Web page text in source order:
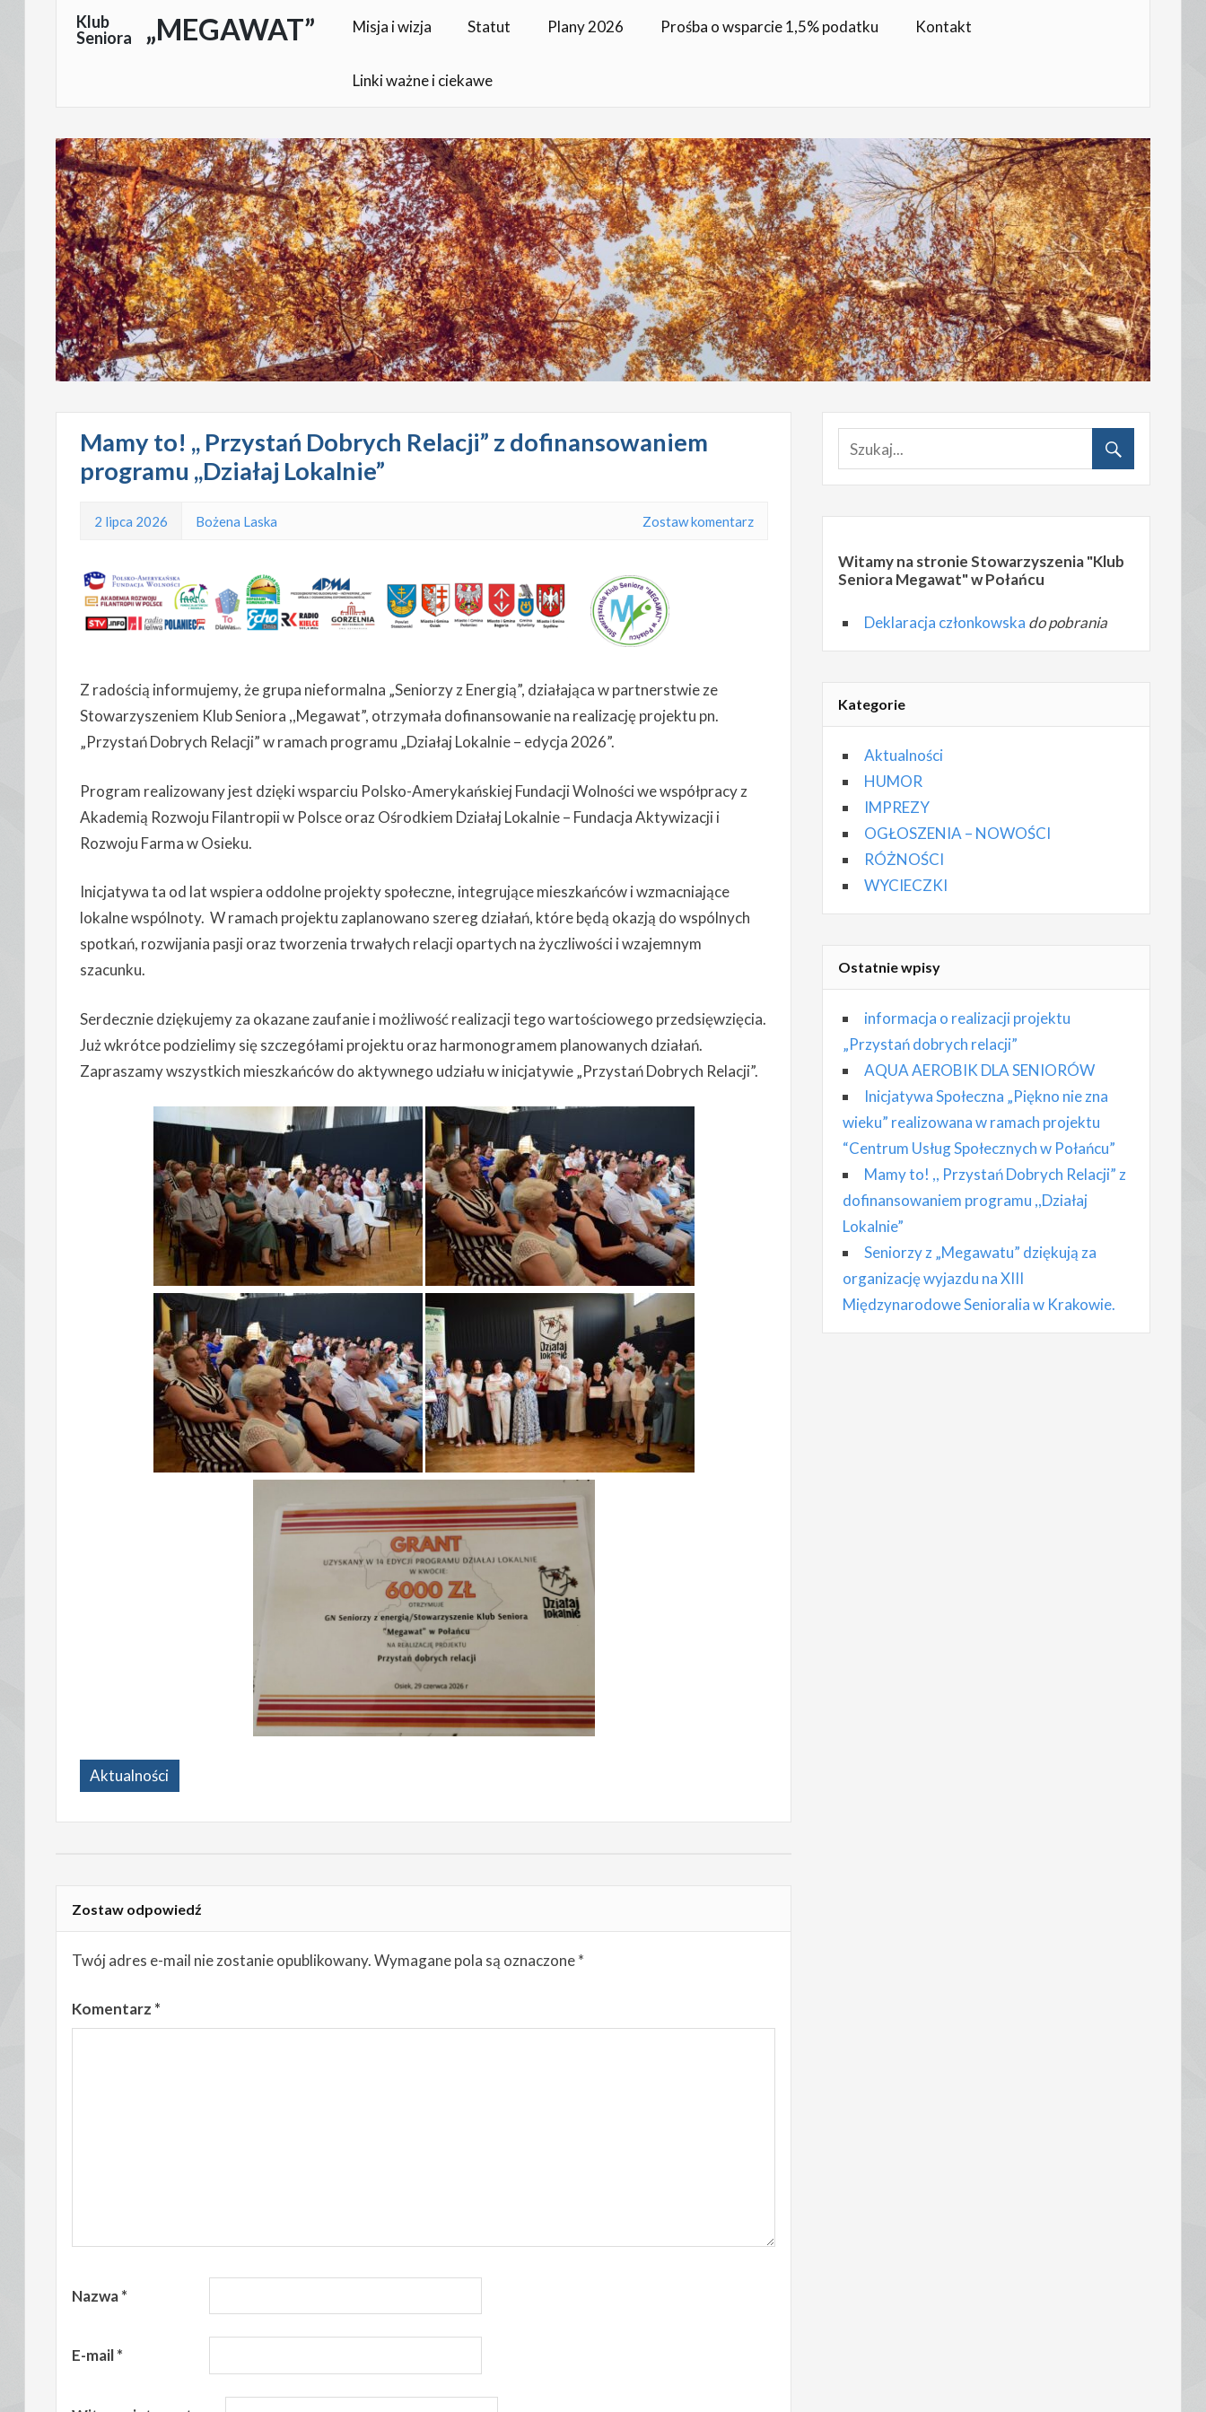
SkoczKlub
Seniora
„MEGAWAT” Misja i wizja Statut Plany 2026 Prośba o wsparcie 1,5% podatku Kontakt
Linki ważne i ciekawe
Mamy to! ,, Przystań Dobrych Relacji” z dofinansowaniem
programu ,,Działaj Lokalnie”
2 lipca 2026 Bożena Laska Zostaw komentarz
Z radością informujemy, że grupa nieformalna „Seniorzy z Energią”, działająca w partnerstwie ze
Stowarzyszeniem Klub Seniora ,,Megawat”, otrzymała dofinansowanie na realizację projektu pn.
„Przystań Dobrych Relacji” w ramach programu „Działaj Lokalnie – edycja 2026”.
Program realizowany jest dzięki wsparciu Polsko-Amerykańskiej Fundacji Wolności we współpracy z
Akademią Rozwoju Filantropii w Polsce oraz Ośrodkiem Działaj Lokalnie – Fundacja Aktywizacji i
Rozwoju Farma w Osieku.
Inicjatywa ta od lat wspiera oddolne projekty społeczne, integrujące mieszkańców i wzmacniające
lokalne wspólnoty. W ramach projektu zaplanowano szereg działań, które będą okazją do wspólnych
spotkań, rozwijania pasji oraz tworzenia trwałych relacji opartych na życzliwości i wzajemnym
szacunku.
Serdecznie dziękujemy za okazane zaufanie i możliwość realizacji tego wartościowego przedsięwzięcia.
Już wkrótce podzielimy się szczegółami projektu oraz harmonogramem planowanych działań.
Zapraszamy wszystkich mieszkańców do aktywnego udziału w inicjatywie „Przystań Dobrych Relacji”.
Aktualności
Zostaw odpowiedź
Twój adres e-mail nie zostanie opublikowany.Wymagane pola są oznaczone*
Komentarz *
Nazwa*
E-mail*
Witamy na stronie Stowarzyszenia "Klub
Seniora Megawat" w Połańcu
Deklaracja członkowska do pobrania
Kategorie
Aktualności
HUMOR
IMPREZY
OGŁOSZENIA – NOWOŚCI
RÓŻNOŚCI
WYCIECZKI
Ostatnie wpisy
informacja o realizacji projektu
„Przystań dobrych relacji”
AQUA AEROBIK DLA SENIORÓW
Inicjatywa Społeczna „Piękno nie zna
wieku” realizowana w ramach projektu
“Centrum Usług Społecznych w Połańcu”
Mamy to! ,, Przystań Dobrych Relacji” z
dofinansowaniem programu ,,Działaj
Lokalnie”
Seniorzy z „Megawatu” dziękują za
organizację wyjazdu na XIII
Międzynarodowe Senioralia w Krakowie.